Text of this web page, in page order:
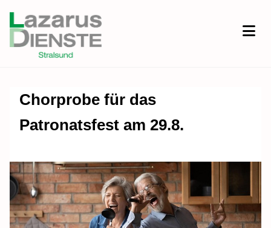
Chorprobe für das
Patronatsfest am 29.8.